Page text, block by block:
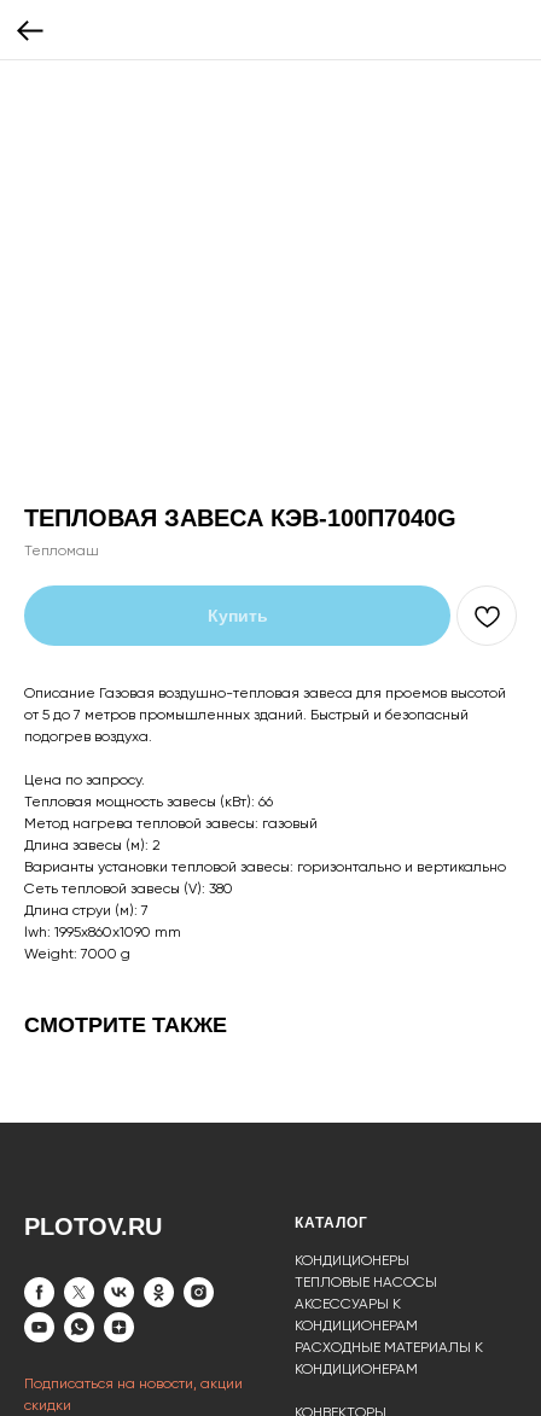
ТЕПЛОВАЯ ЗАВЕСА КЭВ-100П7040G
Тепломаш
Купить
Описание Газовая воздушно-тепловая завеса для проемов высотой
от 5 до 7 метров промышленных зданий. Быстрый и безопасный
подогрев воздуха.
Цена по запросу.
Тепловая мощность завесы (кВт): 66
Метод нагрева тепловой завесы: газовый
Длина завесы (м): 2
Варианты установки тепловой завесы: горизонтально и вертикально
Сеть тепловой завесы (V): 380
Длина струи (м): 7
lwh: 1995x860x1090 mm
Weight: 7000 g
СМОТРИТЕ ТАКЖЕ
PLOTOV.RU
Подписаться на новости, акции
скидки
КАТАЛОГ
КОНДИЦИОНЕРЫ
ТЕПЛОВЫЕ НАСОСЫ
АКСЕССУАРЫ К
КОНДИЦИОНЕРАМ
РАСХОДНЫЕ МАТЕРИАЛЫ К
КОНДИЦИОНЕРАМ
КОНВЕКТОРЫ